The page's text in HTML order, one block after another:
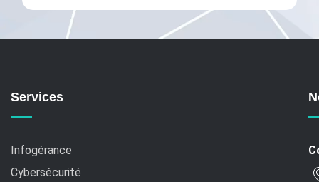
Services
Infogérance
Cybersécurité